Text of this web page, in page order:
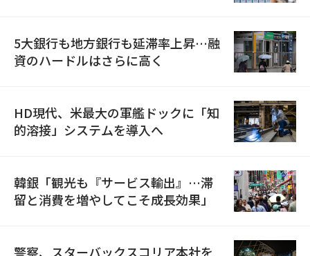
5大銀行も地方銀行も延滞率上昇…融
資のハードルはさらに高く
HD現代、米最大の軍艦ドックに「知
的溶接」システムを導入へ
韓銀「観光も『サービス輸出』…滞
留と消費を増やしてこそ成長効果」
警察、スターバックスコリア本社を